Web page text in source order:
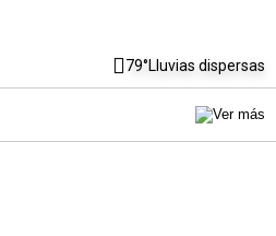
79°Lluvias dispersas